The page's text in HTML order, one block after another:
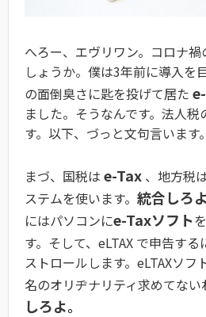
へろー、エヴリワン。コロナ
しょうか。僕は3年前に導入を
の面倒臭さに匙を投げて居た
ました。そうなんです。法人
す。以下、づっと文句言います。
まづ、国税は e-Tax 、地方税
ステムを使います。 統合しろよ
にはパソコンにe-Taxソフト
す。そして、eLTAX で申告する
ストロールします。eLTAXソフ
名のオリヂナリティ求めてない
しろよ。